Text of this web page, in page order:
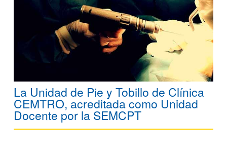
La Unidad de Pie y Tobillo de Clínica
CEMTRO, acreditada como Unidad
Docente por la SEMCPT